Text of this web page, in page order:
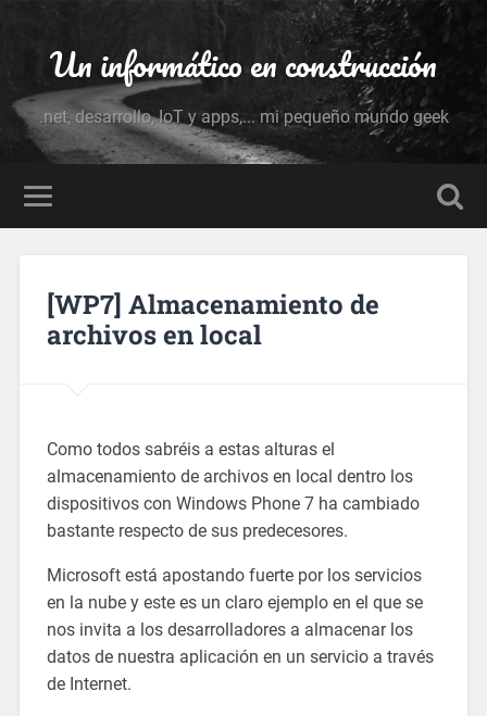
Un informático en construcción
.net, desarrollo, IoT y apps,... mi pequeño mundo geek
[WP7] Almacenamiento de
archivos en local
Como todos sabréis a estas alturas el
almacenamiento de archivos en local dentro los
dispositivos con Windows Phone 7 ha cambiado
bastante respecto de sus predecesores.
Microsoft está apostando fuerte por los servicios
en la nube y este es un claro ejemplo en el que se
nos invita a los desarrolladores a almacenar los
datos de nuestra aplicación en un servicio a través
de Internet.